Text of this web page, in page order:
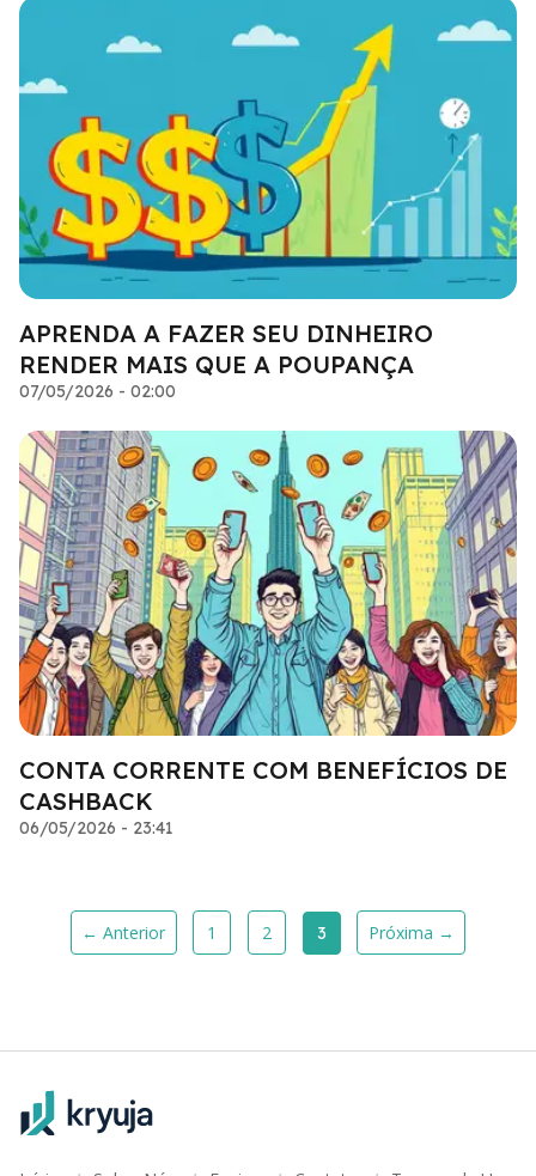
APRENDA A FAZER SEU DINHEIRO
RENDER MAIS QUE A POUPANÇA
07/05/2026 - 02:00
CONTA CORRENTE COM BENEFÍCIOS DE
CASHBACK
06/05/2026 - 23:41
← Anterior 1 2 3 Próxima →